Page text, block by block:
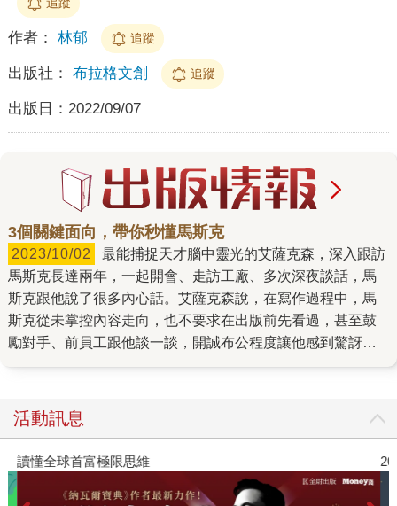
作者： 林郁 追蹤
出版社： 布拉格文創 追蹤
出版日： 2022/09/07
3個關鍵面向，帶你秒懂馬斯克
2023/10/02
馬斯克長達兩年，一起開會、走訪工廠、多次深夜談話，馬
斯克跟他說了很多內心話。艾薩克森說，在寫作過程中，馬
斯克從未掌控內容走向，也不要求在出版前先看過，甚至鼓
勵對手、前員工跟他談一談，開誠布公程度讓他感到驚訝。
模式，如何帶領團隊一再創造奇蹟，未來又將如何進一步改
變科技與商業世界。 他是絕頂聰明的工程師，但極度缺乏同
理心 他天生就無法過濾自己的言詞，說話口無遮懶。「這是
我聽過最愚蠢的事。」他在好幾次會議上這麼說。賈伯斯也
常說這句話。蓋茲和貝佐斯也是一樣。這種實話實說的作風
活動訊息
讀懂全球首富極限思維